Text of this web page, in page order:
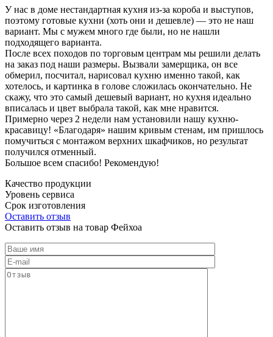
У нас в доме нестандартная кухня из-за короба и выступов,
поэтому готовые кухни (хоть они и дешевле) — это не наш
вариант. Мы с мужем много где были, но не нашли
подходящего варианта.
После всех походов по торговым центрам мы решили делать
на заказ под наши размеры. Вызвали замерщика, он все
обмерил, посчитал, нарисовал кухню именно такой, как
хотелось, и картинка в голове сложилась окончательно. Не
скажу, что это самый дешевый вариант, но кухня идеально
вписалась и цвет выбрала такой, как мне нравится.
Примерно через 2 недели нам установили нашу кухню-
красавицу! «Благодаря» нашим кривым стенам, им пришлось
помучиться с монтажом верхних шкафчиков, но результат
получился отменный.
Большое всем спасибо! Рекомендую!
Качество продукции
Уровень сервиса
Срок изготовления
Оставить отзыв
Оставить отзыв на товар Фейхоа